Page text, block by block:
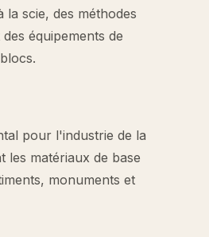
la scie, des méthodes
équipements de
pour l'industrie de la
matériaux de base
monuments et